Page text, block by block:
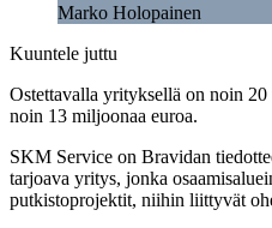
Marko Holopainen
Kuuntele juttu
Ostettavalla yrityksellä on noin
noin 13 miljoonaa euroa.
SKM Service on Bravidan
tarjoava yritys, jonka
putkistoprojektit, niihin liittyvät